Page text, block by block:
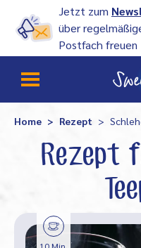
Jetzt zum
über
Postfach freuen
Home Rezept
Rezept